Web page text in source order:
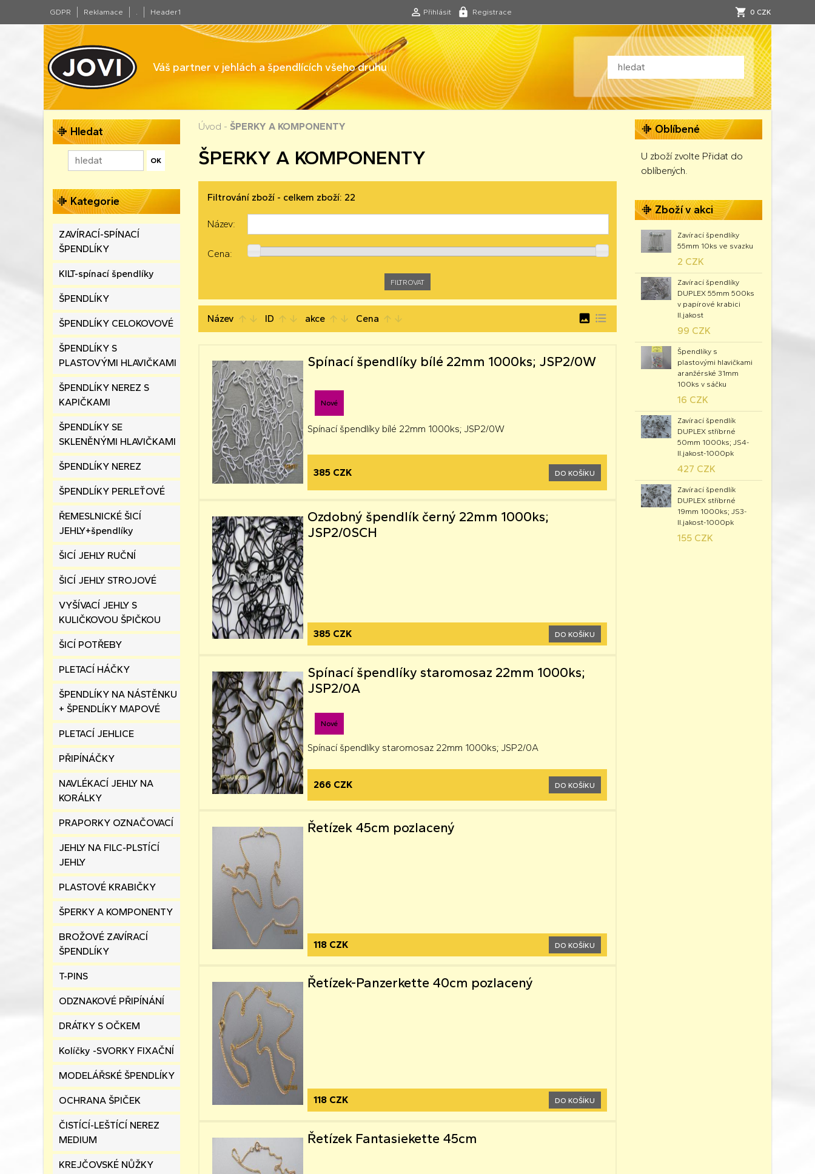
GDPR Reklamace . Header1 Přihlásit Registrace 0 CZK
Váš partner v jehlách a špendlících všeho druhu
Hledat
Kategorie
ZAVÍRACÍ-SPÍNACÍ
ŠPENDLÍKY
KILT-spínací špendlíky
ŠPENDLÍKY
ŠPENDLÍKY CELOKOVOVÉ
ŠPENDLÍKY S
PLASTOVÝMI HLAVIČKAMI
ŠPENDLÍKY NEREZ S
KAPIČKAMI
ŠPENDLÍKY SE
SKLENĚNÝMI HLAVIČKAMI
ŠPENDLÍKY NEREZ
ŠPENDLÍKY PERLEŤOVÉ
ŘEMESLNICKÉ ŠICÍ
JEHLY+špendlíky
ŠICÍ JEHLY RUČNÍ
ŠICÍ JEHLY STROJOVÉ
VYŠÍVACÍ JEHLY S
KULIČKOVOU ŠPIČKOU
ŠICÍ POTŘEBY
PLETACÍ HÁČKY
ŠPENDLÍKY NA NÁSTĚNKU
+ ŠPENDLÍKY MAPOVÉ
PLETACÍ JEHLICE
PŘIPÍNÁČKY
NAVLÉKACÍ JEHLY NA
KORÁLKY
PRAPORKY OZNAČOVACÍ
JEHLY NA FILC-PLSTÍCÍ
JEHLY
PLASTOVÉ KRABIČKY
ŠPERKY A KOMPONENTY
BROŽOVÉ ZAVÍRACÍ
ŠPENDLÍKY
T-PINS
ODZNAKOVÉ PŘIPÍNÁNÍ
DRÁTKY S OČKEM
Kolíčky -SVORKY FIXAČNÍ
MODELÁŘSKÉ ŠPENDLÍKY
OCHRANA ŠPIČEK
ČISTÍCÍ-LEŠTÍCÍ NEREZ
MEDIUM
KREJČOVSKÉ NŮŽKY
Úvod - ŠPERKY A KOMPONENTY
ŠPERKY A KOMPONENTY
Filtrování zboží - celkem zboží: 22
Název:
Cena:
Název arrow_upward arrow_downward ID arrow_upward arrow_downward akce arrow_upward arrow_downward Cena arrow_upward arrow_downward image format_list_bulleted
Nové
Spínací špendlíky bílé 22mm 1000ks; JSP2/0W
Spínací špendlíky bílé 22mm 1000ks; JSP2/0W
385 CZK DO KOŠÍKU
Ozdobný špendlík černý 22mm 1000ks;
JSP2/0SCH
385 CZK DO KOŠÍKU
Nové
Spínací špendlíky staromosaz 22mm 1000ks;
JSP2/0A
Spínací špendlíky staromosaz 22mm 1000ks; JSP2/0A
266 CZK DO KOŠÍKU
Řetízek 45cm pozlacený
118 CZK DO KOŠÍKU
Řetízek-Panzerkette 40cm pozlacený
118 CZK DO KOŠÍKU
Řetízek Fantasiekette 45cm
Oblíbené
U zboží zvolte Přidat do
oblíbených.
Zboží v akci
Zavírací špendlíky
55mm 10ks ve svazku
2 CZK
Zavírací špendlíky
DUPLEX 55mm 500ks
v papírové krabici
II.jakost
99 CZK
Špendlíky s
plastovými hlavičkami
aranžérské 31mm
100ks v sáčku
16 CZK
Zavírací špendlík
DUPLEX stříbrné
50mm 1000ks; JS4-
II.jakost-1000pk
427 CZK
Zavírací špendlík
DUPLEX stříbrné
19mm 1000ks; JS3-
II.jakost-1000pk
155 CZK